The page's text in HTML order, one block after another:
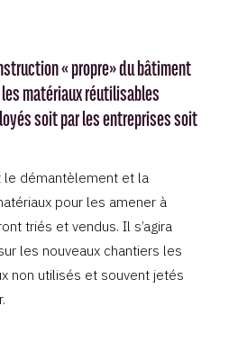
« propre» du bâtiment
matériaux réutilisables
soit par les entreprises soit
le démantèlement et la
pour les amener à
triés et vendus. Il s’agira
les nouveaux chantiers les
non utilisés et souvent jetés